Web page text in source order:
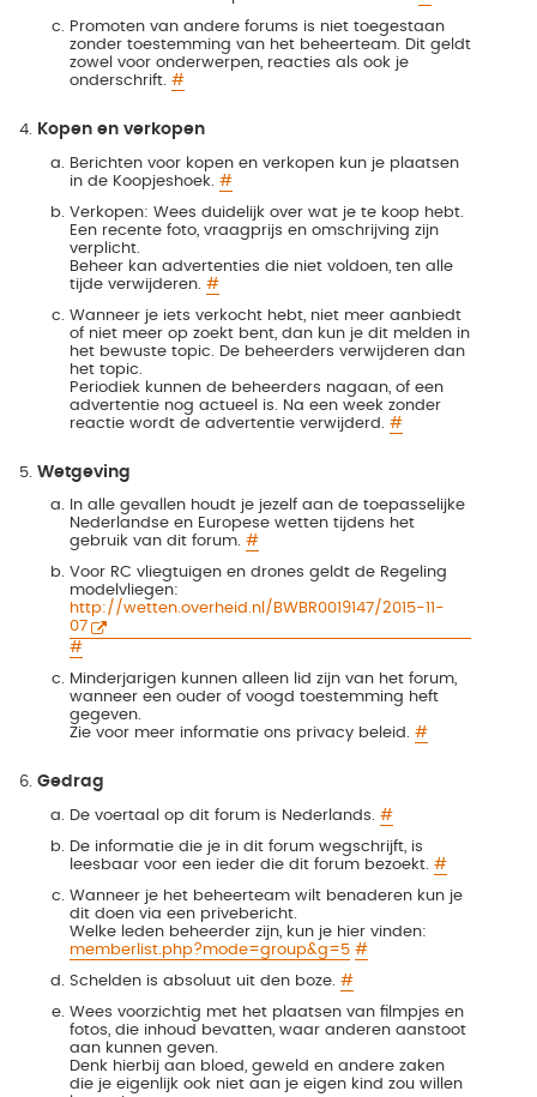
Promoten van andere forums is niet toegestaan
zonder toestemming van het beheerteam. Dit geldt
zowel voor onderwerpen, reacties als ook je
onderschrift. #
Kopen en verkopen
Berichten voor kopen en verkopen kun je plaatsen
in de Koopjeshoek. #
Verkopen: Wees duidelijk over wat je te koop hebt.
Een recente foto, vraagprijs en omschrijving zijn
verplicht.
Beheer kan advertenties die niet voldoen, ten alle
tijde verwijderen. #
Wanneer je iets verkocht hebt, niet meer aanbiedt
of niet meer op zoekt bent, dan kun je dit melden in
het bewuste topic. De beheerders verwijderen dan
het topic.
Periodiek kunnen de beheerders nagaan, of een
advertentie nog actueel is. Na een week zonder
reactie wordt de advertentie verwijderd. #
Wetgeving
In alle gevallen houdt je jezelf aan de toepasselijke
Nederlandse en Europese wetten tijdens het
gebruik van dit forum. #
Voor RC vliegtuigen en drones geldt de Regeling
modelvliegen:
http://wetten.overheid.nl/BWBR0019147/2015-11-
07
#
Minderjarigen kunnen alleen lid zijn van het forum,
wanneer een ouder of voogd toestemming heft
gegeven.
Zie voor meer informatie ons privacy beleid. #
Gedrag
De voertaal op dit forum is Nederlands. #
De informatie die je in dit forum wegschrijft, is
leesbaar voor een ieder die dit forum bezoekt. #
Wanneer je het beheerteam wilt benaderen kun je
dit doen via een privebericht.
Welke leden beheerder zijn, kun je hier vinden:
memberlist.php?mode=group&g=5 #
Schelden is absoluut uit den boze. #
Wees voorzichtig met het plaatsen van filmpjes en
fotos, die inhoud bevatten, waar anderen aanstoot
aan kunnen geven.
Denk hierbij aan bloed, geweld en andere zaken
die je eigenlijk ook niet aan je eigen kind zou willen